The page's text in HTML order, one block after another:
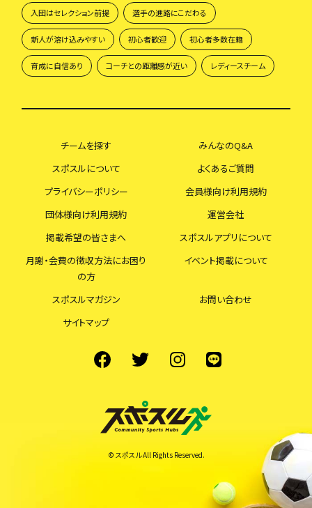
入団はセレクション前提 選手の進路にこだわる
新人が溶け込みやすい 初心者歓迎 初心者多数在籍
育成に自信あり コーチとの距離感が近い レディースチーム
© スポスル All Rights Reserved.
チームを探す
みんなのQ&A
スポスルについて
よくあるご質問
プライバシーポリシー
会員様向け利用規約
団体様向け利用規約
運営会社
掲載希望の皆さまへ
スポスルアプリについて
月謝・会費の徴収方法にお困り
の方
イベント掲載について
スポスルマガジン
お問い合わせ
サイトマップ